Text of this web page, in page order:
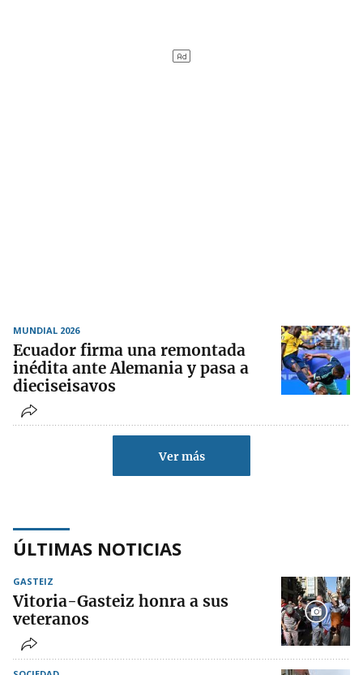
MUNDIAL 2026
Ecuador firma una remontada
inédita ante Alemania y pasa a
dieciseisavos
Ver más
ÚLTIMAS NOTICIAS
GASTEIZ
Vitoria-Gasteiz honra a sus
veteranos